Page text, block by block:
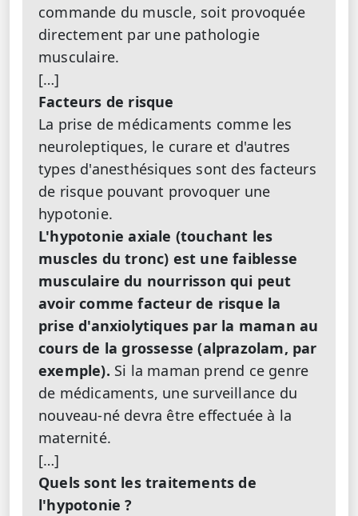
commande du muscle, soit provoquée
directement par une pathologie
musculaire.
[…]
Facteurs de risque
La prise de médicaments comme les
neuroleptiques, le curare et d'autres
types d'anesthésiques sont des facteurs
de risque pouvant provoquer une
hypotonie.
L'hypotonie axiale (touchant les
muscles du tronc) est une faiblesse
musculaire du nourrisson qui peut
avoir comme facteur de risque la
prise d'anxiolytiques par la maman au
cours de la grossesse (alprazolam, par
exemple). Si la maman prend ce genre
de médicaments, une surveillance du
nouveau-né devra être effectuée à la
maternité.
[…]
Quels sont les traitements de
l'hypotonie ?